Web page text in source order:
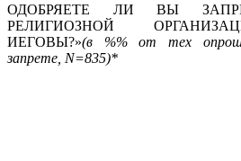
ОДОБРЯЕТЕ ЛИ ВЫ
РЕЛИГИОЗНОЙ
ИЕГОВЫ?»(в %% от тех
запрете, N=835)*